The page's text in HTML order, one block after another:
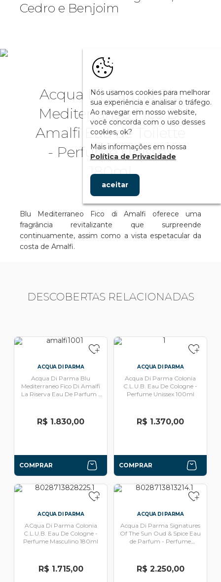
Cedro e Benjoim
Acqua Di Parma Blu
Mediterraneo Fico Di
Amalfi Eau de Toilette
- Perfume Unissex
180ml
Blu Mediterraneo Fico di Amalfi oferece uma
fragrância revitalizante que surpreende
continuamente, assim como a vista espetacular da
costa de Amalfi.
DESCOBERTAS RELACIONADAS
ACQUA DI PARMA
Acqua Di Parma Blu
Mediterraneo Fico Di Amalfi
La Riserva Eau De Parfum -
R$ 1.830,00
COMPRAR
ACQUA DI PARMA
Acqua Di Parma Colonia
C.L.U.B. Eau De Cologne -
Perfume Unissex 100ml
R$ 1.370,00
COMPRAR
ACQUA DI PARMA
ACqua Di Parma Colonia
C.L.U.B. Eau De Cologne -
Perfume Masculino 180ml
R$ 1.715,00
ACQUA DI PARMA
Acqua Di Parma Signatures
Of The Sun Oud & Spice Eau
de Parfum - Perfume
R$ 2.250,00
Nós usamos cookies para melhorar
sua experiência e analisar o tráfego.
Ao navegar em nosso website,
você concorda com o uso desses
cookies, ok?
Mais informações em nossa
Política de Privacidade
aceitar